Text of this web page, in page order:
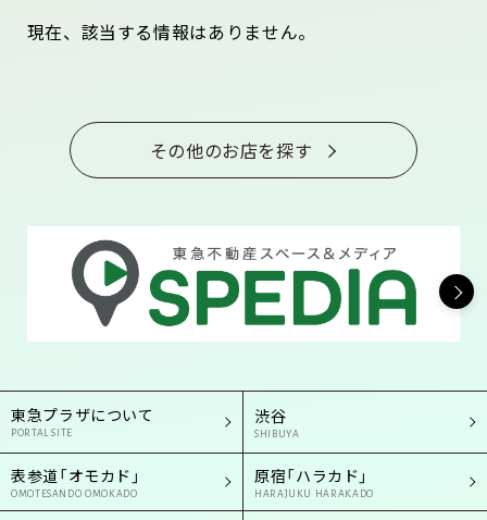
現在、該当する情報はありません。
その他のお店を探す
東急プラザについて
PORTAL SITE
渋谷
SHIBUYA
表参道「オモカド」
OMOTESANDO OMOKADO
原宿「ハラカド」
HARAJUKU HARAKADO